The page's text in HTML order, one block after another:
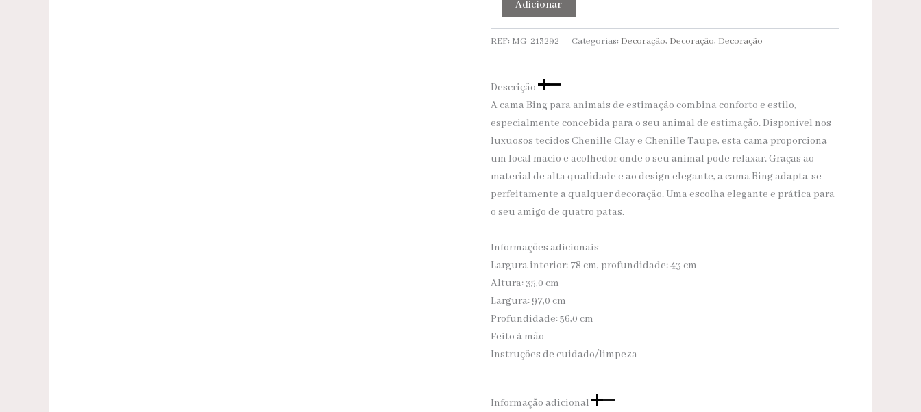
Adicionar
REF: MG-213292 Categorias: Decoração, Decoração, Decoração
Descrição
A cama Bing para animais de estimação combina conforto e estilo,
especialmente concebida para o seu animal de estimação. Disponível nos
luxuosos tecidos Chenille Clay e Chenille Taupe, esta cama proporciona
um local macio e acolhedor onde o seu animal pode relaxar. Graças ao
material de alta qualidade e ao design elegante, a cama Bing adapta-se
perfeitamente a qualquer decoração. Uma escolha elegante e prática para
o seu amigo de quatro patas.
Informações adicionais
Largura interior: 78 cm, profundidade: 43 cm
Altura: 35,0 cm
Largura: 97,0 cm
Profundidade: 56,0 cm
Feito à mão
Instruções de cuidado/limpeza
Informação adicional